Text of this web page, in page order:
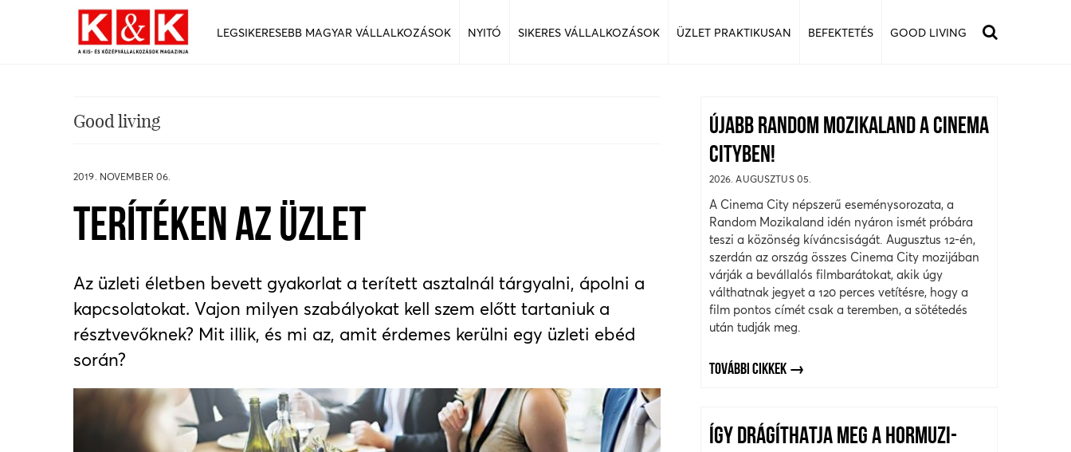
LEGSIKERESEBB MAGYAR VÁLLALKOZÁSOK NYITÓ SIKERES VÁLLALKOZÁSOK ÜZLET PRAKTIKUSAN BEFEKTETÉS GOOD LIVING
Good living
2019. NOVEMBER 06.
TERÍTÉKEN AZ ÜZLET
Az üzleti életben bevett gyakorlat a terített asztalnál tárgyalni, ápolni a
kapcsolatokat. Vajon milyen szabályokat kell szem előtt tartaniuk a
résztvevőknek? Mit illik, és mi az, amit érdemes kerülni egy üzleti ebéd
során?
ÚJABB RANDOM MOZIKALAND A CINEMA
CITYBEN!
2026. AUGUSZTUS 05.
A Cinema City népszerű eseménysorozata, a
Random Mozikaland idén nyáron ismét próbára
teszi a közönség kíváncsiságát. Augusztus 12-én,
szerdán az ország összes Cinema City mozijában
várják a bevállalós filmbarátokat, akik úgy
válthatnak jegyet a 120 perces vetítésre, hogy a
film pontos címét csak a teremben, a sötétedés
után tudják meg.
TOVÁBBI CIKKEK
ÍGY DRÁGÍTHATJA MEG A HORMUZI-